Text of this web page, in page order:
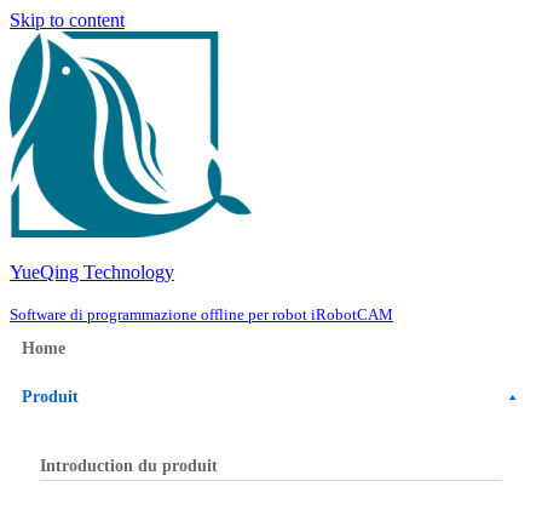
Skip to content
YueQing Technology
Software di programmazione offline per robot iRobotCAM
Home
Produit
Introduction du produit